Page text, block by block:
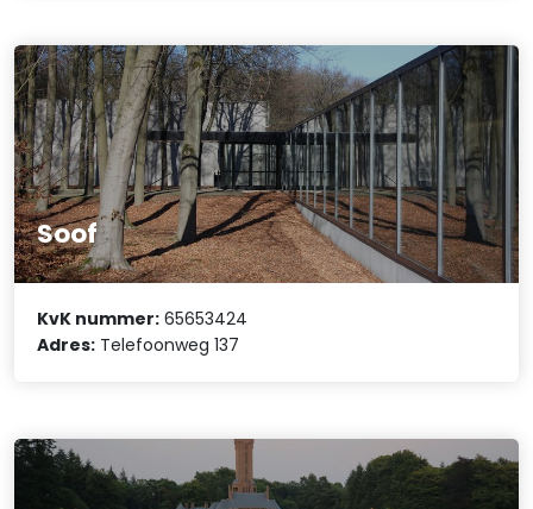
Soof
KvK nummer: 65653424
Adres: Telefoonweg 137